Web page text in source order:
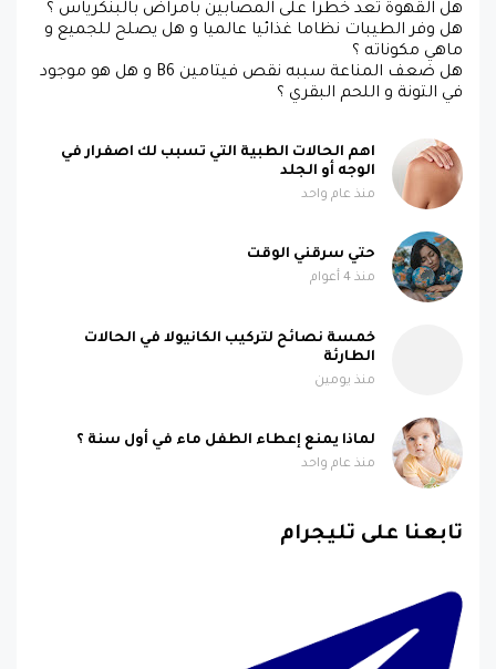
هل القهوة تعد خطرا على المصابين بامراض بالبنكرياس ؟
هل وفر الطيبات نظاما غذائيا عالميا و هل يصلح للجميع و
ماهي مكوناته ؟
هل ضعف المناعة سببه نقص فيتامين B6 و هل هو موجود
في التونة و اللحم البقري ؟
اهم الحالات الطبية التي تسبب لك اصفرار في
الوجه أو الجلد
منذ عام واحد
حتي سرقني الوقت
منذ 4 أعوام
خمسة نصائح لتركيب الكانيولا في الحالات
الطارئة
منذ يومين
لماذا يمنع إعطاء الطفل ماء في أول سنة ؟
منذ عام واحد
تابعنا على تليجرام